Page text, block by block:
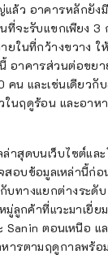
ล้ว อาคารหลักยัง
จะรับแขกเพียง 3
ยในที่กว้างขวาง
อาคารส่วนต่อขย
คน และเช่นเดียวกั
นฤดูร้อน และอาห
าสุดบนเว็บไซต์และ
สอบข้อมูลเหล่านี้ก่
ทางแยกต่างระดับ
ลูกค้าที่แวะมาเยี่ย
Sanin ตอนเหนือ
หารตามฤดูกาลพร้